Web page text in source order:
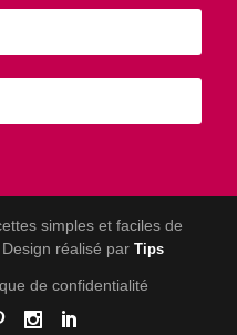
simples et faciles de
réalisé par Tips
de confidentialité